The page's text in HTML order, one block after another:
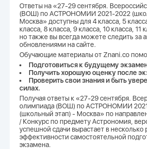
Ответы на «27-29 сентября.
(ВОШ) по АСТРОНОМИИ 2021-2022
Москва» доступны для 4 класса, 5
класса, 8 класса, 9 класса, 10 класса, 11
но также вы всегда можете следить за
обновлениями на сайте.
Обучающие материалы от Znani.co
Подготовиться к будущему
Получить хорошую оценку после
Проверить свои знания и быть
силах.
Получая ответы к «27-29 сентября.
олимпиада (ВОШ) по АСТРОНОМИИ
(школьный этап) - Москва» по
/ Конкурс по предмету Астрономия,
успешной сдачи вырастает в несколько
эффективности самостоятельной
экзамена.